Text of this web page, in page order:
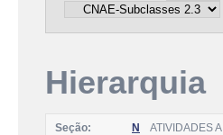
Hierarquia
Seção: N ATIVIDADES